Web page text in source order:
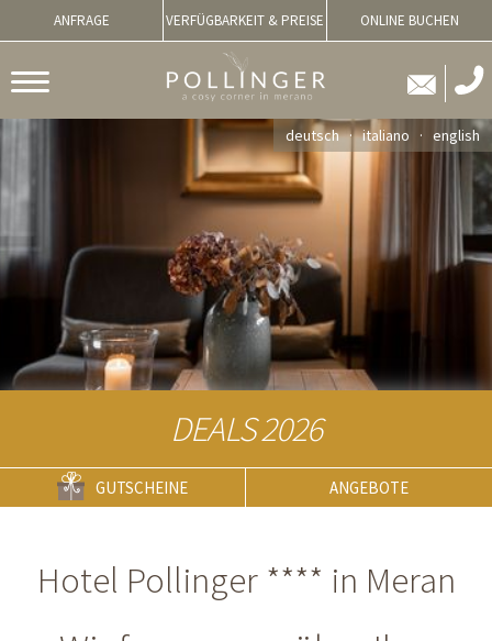
ANFRAGE VERFÜGBARKEIT & PREISE ONLINE BUCHEN
deutsch italiano english
DEALS 2026
GUTSCHEINE ANGEBOTE
Hotel Pollinger **** in Meran